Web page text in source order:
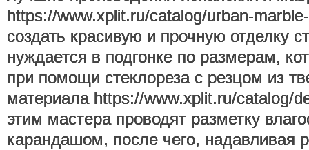
https://www.xplit.ru/catalog/urban-
создать красивую и прочную отделку
нуждается в подгонке по размерам,
при помощи стеклореза с резцом из
материала https://www.xplit.ru/catalog/
этим мастера проводят разметку
карандашом, после чего, надавливая